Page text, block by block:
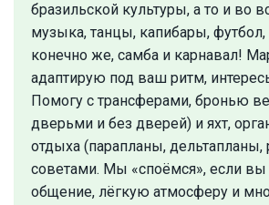
бразильской культуры, а то и во
музыка, танцы, капибары,
конечно же, самба и карнавал!
адаптирую под ваш ритм,
Помогу с трансферами, бронью
дверьми и без дверей) и яхт,
отдыха (парапланы, дельтапланы,
советами. Мы «споёмся», если
общение, лёгкую атмосферу и